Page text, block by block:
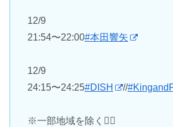
12/9
21:54〜22:00#本田響矢
12/9
24:15〜24:25#DISH //
※一部地域を除く🙇‍♀️